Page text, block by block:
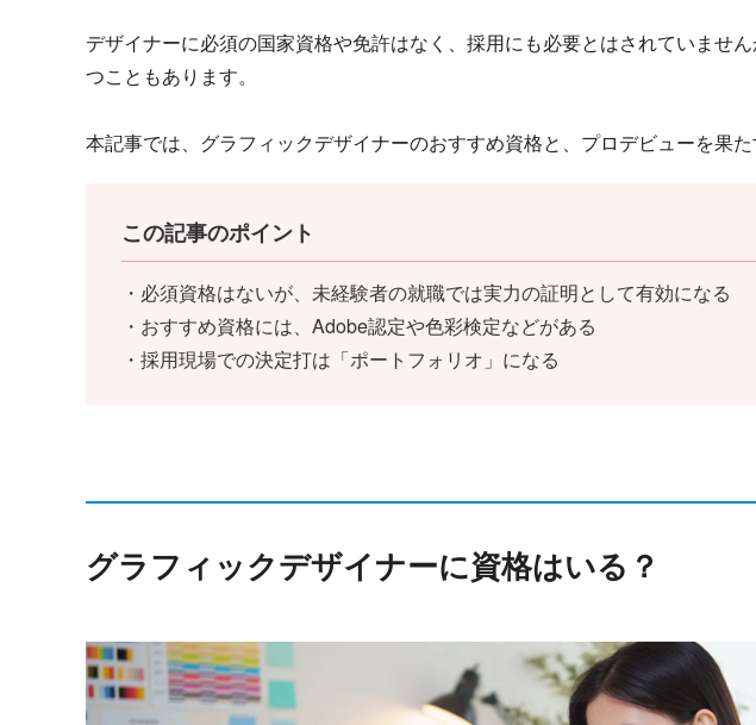
デザイナーに必須の国家資格や免許はなく、採用にも必要とはされていませ
つこともあります。
本記事では、グラフィックデザイナーのおすすめ資格と、プロデビューを果た
この記事のポイント
・必須資格はないが、未経験者の就職では実力の証明として有効になる
・おすすめ資格には、Adobe認定や色彩検定などがある
・採用現場での決定打は「ポートフォリオ」になる
グラフィックデザイナーに資格はいる？